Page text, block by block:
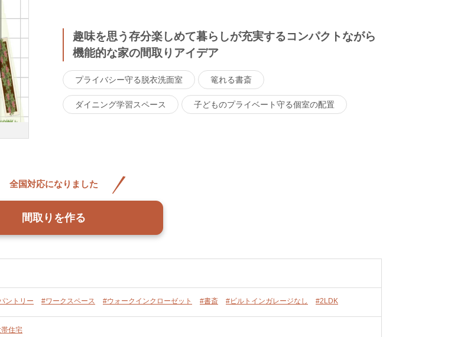
趣味を思う存分楽しめて暮らしが充実するコンパクトながら
機能的な家の間取りアイデア
プライバシー守る脱衣洗面室 篭れる書斎
ダイニング学習スペース 子どものプライベート守る個室の配置
全国対応になりました
間取りを作る
ントリー #ワークスペース #ウォークインクローゼット #書斎 #ビルトインガレージなし #2LDK
住宅